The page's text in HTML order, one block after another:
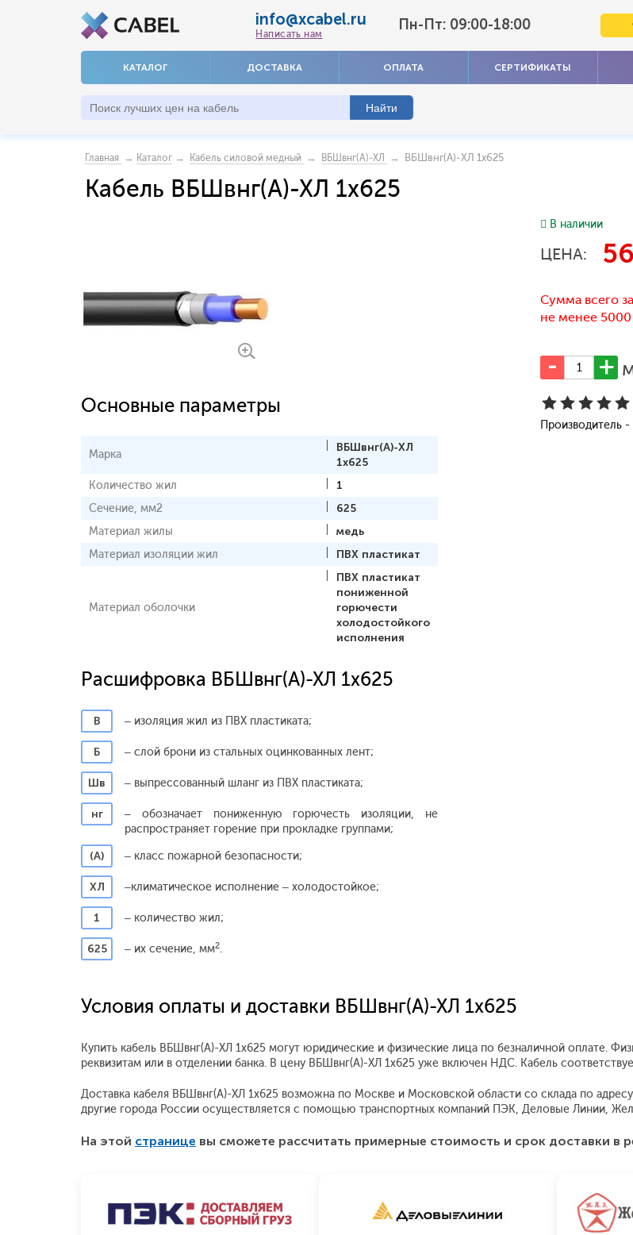
info@xcabel.ru
Написать нам
Пн-Пт: 09:00-18:00
КАТАЛОГ ДОСТАВКА ОПЛАТА СЕРТИФИКАТЫ
Главная → Каталог → Кабель силовой медный → ВБШвнг(А)-ХЛ → ВБШвнг(А)-ХЛ 1x625
Кабель ВБШвнг(А)-ХЛ 1x625
Основные параметры
Марка
ВБШвнг(А)-ХЛ
1x625
Количество жил
1
Сечение, мм2
625
Материал жилы
медь
Материал изоляции жил
ПВХ пластикат
Материал оболочки
ПВХ пластикат
пониженной
горючести
холодостойкого
исполнения
Расшифровка ВБШвнг(А)-ХЛ 1x625
В – изоляция жил из ПВХ пластиката;
Б – слой брони из стальных оцинкованных лент;
Шв – выпрессованный шланг из ПВХ пластиката;
нг
– обозначает пониженную горючесть изоляции, не
распространяет горение при прокладке группами;
(А)
– класс пожарной безопасности;
ХЛ –климатическое исполнение – холодостойкое;
1 – количество жил;
625 – их сечение, мм2.
В наличии
ЦЕНА:
Сумма всего
не менее
Производитель -
Условия оплаты и доставки ВБШвнг(А)-ХЛ 1x625
Купить кабель ВБШвнг(А)-ХЛ 1x625 могут юридические и физические лица по безналичной оплате.
реквизитам или в отделении банка. В цену ВБШвнг(А)-ХЛ 1x625 уже включен НДС. Кабель
Доставка кабеля ВБШвнг(А)-ХЛ 1x625 возможна по Москве и Московской области со склада по
другие города России осуществляется с помощью транспортных компаний ПЭК, Деловые Линии,
На этой странице вы сможете рассчитать примерные стоимость и срок доставки